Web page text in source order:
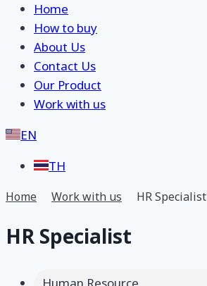
Home
How to buy
About Us
Contact Us
Our Product
Work with us
EN
TH
Home Work with us HR Specialist
HR Specialist